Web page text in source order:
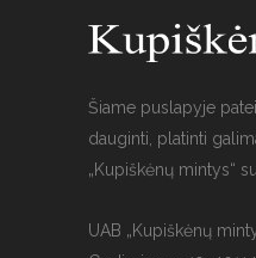
Šiame puslapyje
dauginti, platinti
„Kupiškėnų mintys“
UAB „Kupiškėnų